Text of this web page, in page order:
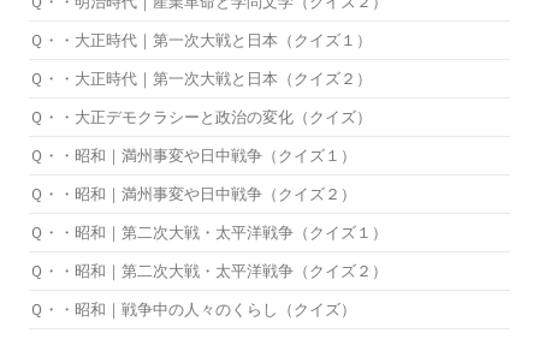
Ｑ・・大正時代｜第一次大戦と日本（クイズ１）
Ｑ・・大正時代｜第一次大戦と日本（クイズ２）
Ｑ・・大正デモクラシーと政治の変化（クイズ）
Ｑ・・昭和｜満州事変や日中戦争（クイズ１）
Ｑ・・昭和｜満州事変や日中戦争（クイズ２）
Ｑ・・昭和｜第二次大戦・太平洋戦争（クイズ１）
Ｑ・・昭和｜第二次大戦・太平洋戦争（クイズ２）
Ｑ・・昭和｜戦争中の人々のくらし（クイズ）